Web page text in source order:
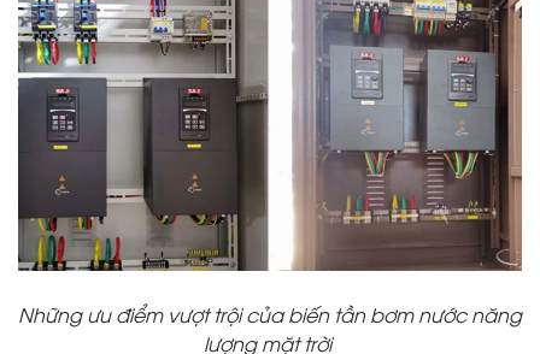
Những ưu điểm vượt trội của biến tần bơm nước năng
lượng mặt trời